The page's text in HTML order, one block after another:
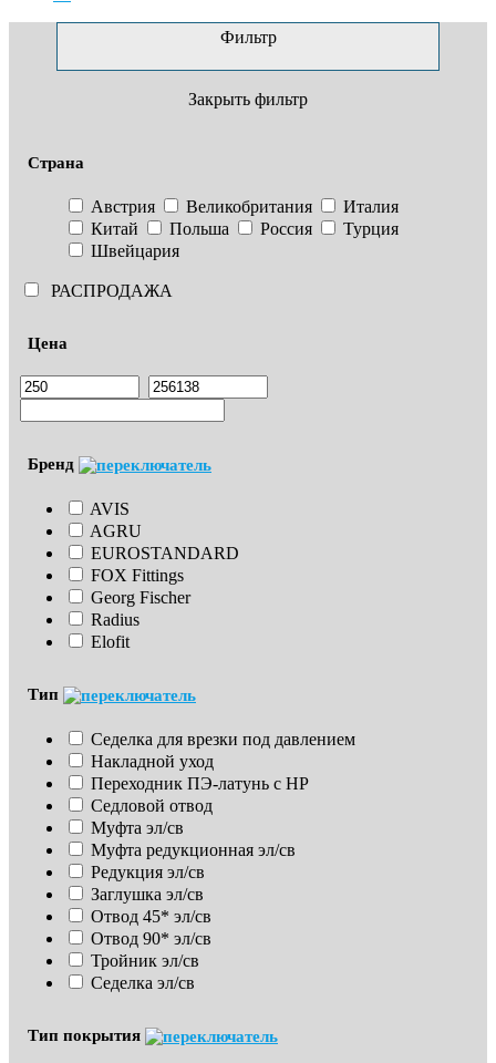
Фильтр
Закрыть фильтр
Страна
Австрия Великобритания
Италия
Китай
Польша Россия
Турция
Швейцария
РАСПРОДАЖА
Цена
Бренд
AVIS
AGRU
EUROSTANDARD
FOX Fittings
Georg Fischer
Radius
Elofit
Тип
Седелка для врезки под давлением
Накладной уход
Переходник ПЭ-латунь с НР
Седловой отвод
Муфта эл/св
Муфта редукционная эл/св
Редукция эл/св
Заглушка эл/св
Отвод 45* эл/св
Отвод 90* эл/св
Тройник эл/св
Седелка эл/св
Тип покрытия